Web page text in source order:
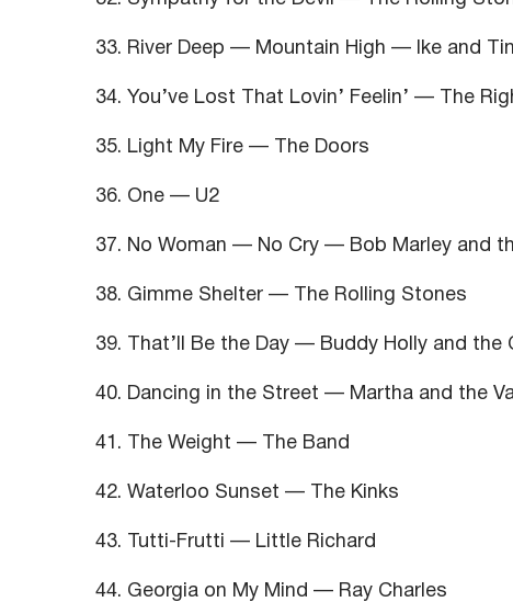
33. River Deep — Mountain High — Ike and
34. You’ve Lost That Lovin’ Feelin’ — The
35. Light My Fire — The Doors
36. One — U2
37. No Woman — No Cry — Bob Marley and
38. Gimme Shelter — The Rolling Stones
39. That’ll Be the Day — Buddy Holly and the
40. Dancing in the Street — Martha and the
41. The Weight — The Band
42. Waterloo Sunset — The Kinks
43. Tutti-Frutti — Little Richard
44. Georgia on My Mind — Ray Charles